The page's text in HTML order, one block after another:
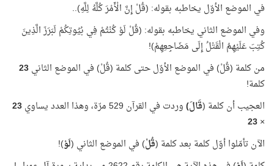
في الموضع الأوّل يخاطبه بقوله: (قُلْ إِنَّ الْأَمْرَ كُلَّهُ لِلَّهِ)..
وفي الموضع الثاني يخاطبه بقوله: (قُلْ لَوْ كُنْتُمْ فِي بُيُوتِكُمْ لَبَرَزَ الَّذِينَ
كُتِبَ عَلَيْهِمُ الْقَتْلُ إِلَى مَضَاجِعِهِمْ)!
من كلمة (قُلْ) في الموضع الأوّل حتى كلمة (قُلْ) في الموضع الثاني23
كلمة!
العجيب أن كلمة (قَالَ)وردت في القرآن 529 مرّة، وهذا العدد يساوي
23
×
23
الآن تأمّلوا أوّل كلمة بعد كلمة (قُلْ) في الموضع الثاني (لَوْ)!